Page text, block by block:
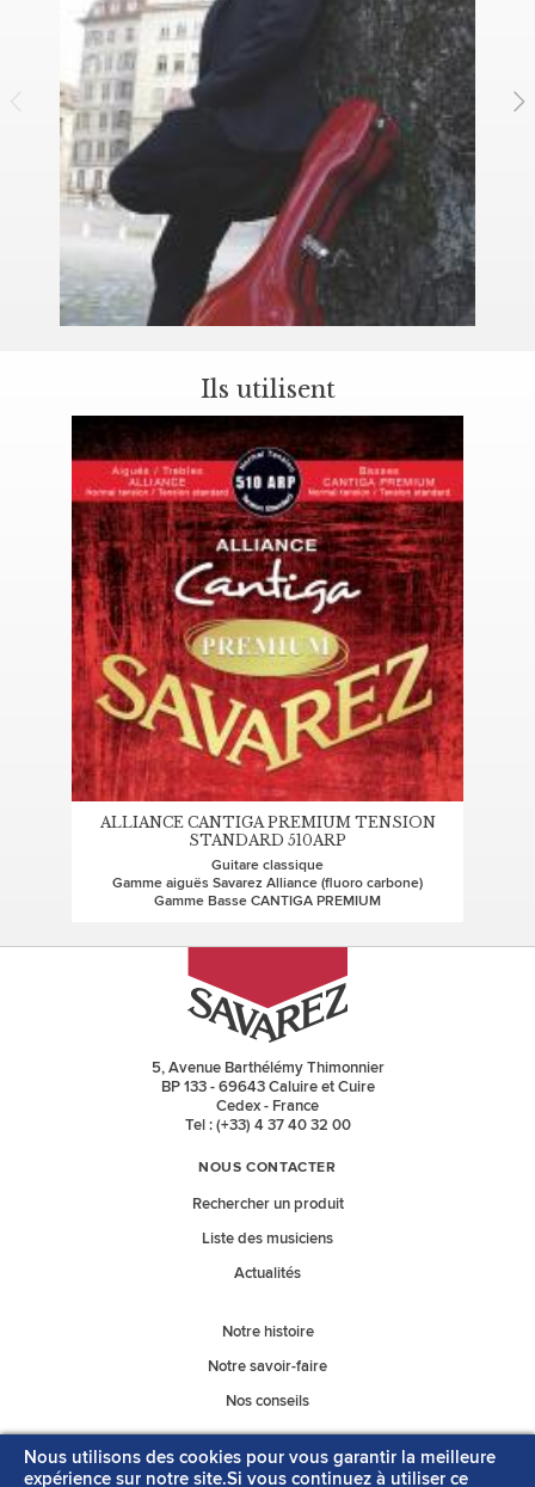
Ils utilisent
ALLIANCE CANTIGA PREMIUM TENSION
STANDARD 510ARP
Guitare classique
Gamme aiguës Savarez Alliance (fluoro carbone)
Gamme Basse CANTIGA PREMIUM
5, Avenue Barthélémy Thimonnier
BP 133 - 69643 Caluire et Cuire
Cedex - France
Tel : (+33) 4 37 40 32 00
NOUS CONTACTER
Rechercher un produit
Liste des musiciens
Actualités
Notre histoire
Notre savoir-faire
Nos conseils
Nos catalogues
Nous utilisons des cookies pour vous garantir la meilleure
expérience sur notre site.Si vous continuez à utiliser ce